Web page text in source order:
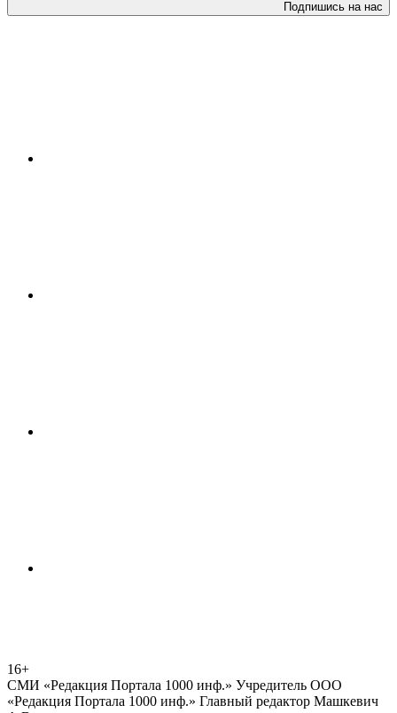
Подпишись на нас
16+
СМИ «Редакция Портала 1000 инф.» Учредитель ООО
«Редакция Портала 1000 инф.» Главный редактор Машкевич